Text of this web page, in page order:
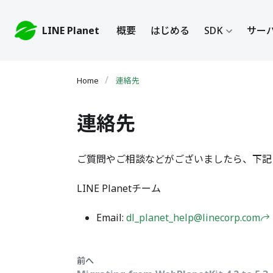
LINE Planet 概要 はじめる SDK サー
連絡先
連絡先
ご質問やご相談などがございましたら、下記
LINE Planetチーム
Email: dl_planet_help@linecorp.com
前へ